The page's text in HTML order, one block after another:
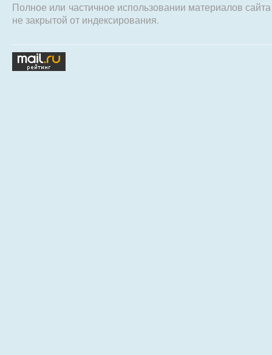
Полное или частичное использовании материалов
не закрытой от индексирования.